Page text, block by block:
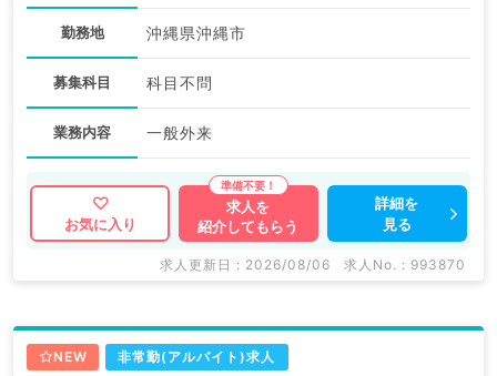
勤務地 沖縄県沖縄市
募集科目 科目不問
業務内容 一般外来
お気に入り
求人を
紹介してもらう
詳細を
見る
求人更新日 : 2026/08/06 求人No. : 993870
NEW 非常勤(アルバイト)求人